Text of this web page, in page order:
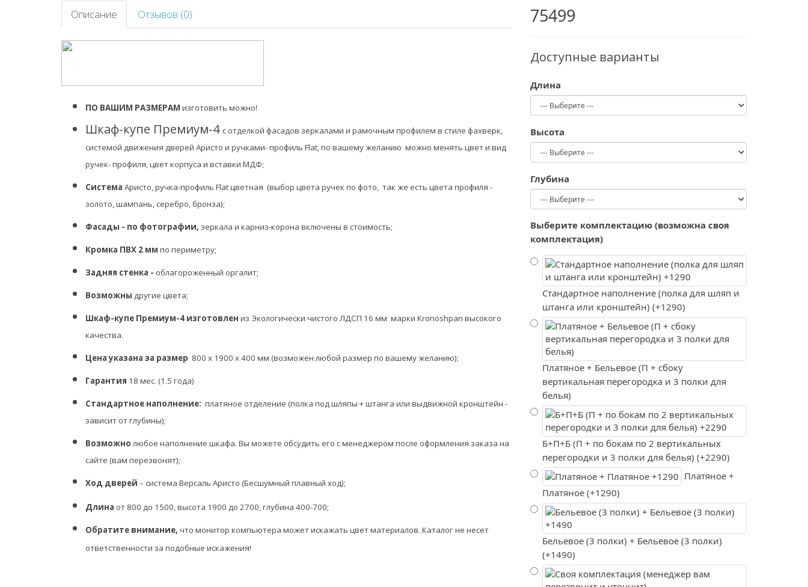
Описание Отзывов (0)
ПО ВАШИМ РАЗМЕРАМ изготовить можно!
Шкаф-купе Премиум-4 с отделкой фасадов зеркалами и рамочным профилем в стиле фахверк
системой движения дверей Аристо и ручками- профиль Flat, по вашему желанию можно менять цвет и вид
ручек- профиля, цвет корпуса и вставки МДФ;
Система Аристо, ручка-профиль Flat цветная (выбор цвета ручек по фото, так же есть цвета профиля -
золото, шампань, серебро, бронза);
Фасады - по фотографии, зеркала и карниз-корона включены в стоимость;
Кромка ПВХ 2 мм по периметру;
Задняя стенка - облагороженный оргалит;
Возможны другие цвета;
Шкаф-купе Премиум-4 изготовлен из Экологически чистого ЛДСП 16 мм марки Kronoshpan высокого
качества.
Цена указана за размер 800 х 1900 х 400 мм (возможен любой размер по вашему желанию);
Гарантия 18 мес. (1.5 года)
Стандартное наполнение: платяное отделение (полка под шляпы + штанга или выдвижной кронштейн -
зависит от глубины);
Возможно любое наполнение шкафа. Вы можете обсудить его с менеджером после оформления заказа на
сайте (вам перезвонят);
Ход дверей – система Версаль Аристо (Бесшумный плавный ход);
Длина от 800 до 1500, высота 1900 до 2700, глубина 400-700;
Обратите внимание, что монитор компьютера может искажать цвет материалов. Каталог не несет
ответственности за подобные искажения!
75499
Доступные варианты
Длина
Высота
Глубина
Выберите комплектацию (возможна своя
комплектация)
Стандартное наполнение (полка для шляп и
штанга или кронштейн) (+1290)
Платяное + Бельевое (П + сбоку
вертикальная перегородка и 3 полки для
белья)
Б+П+Б (П + по бокам по 2 вертикальных
перегородки и 3 полки для белья) (+2290)
Платяное +
Платяное (+1290)
Бельевое (3 полки) + Бельевое (3 полки)
(+1490)